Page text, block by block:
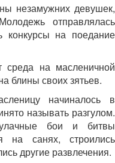
незамужних девушек,
отправлялась
конкурсы на поедание
среда на масленичной
блины своих зятьев.
начиналось в
называть разгулом.
бои и битвы
на санях, строились
другие развлечения.